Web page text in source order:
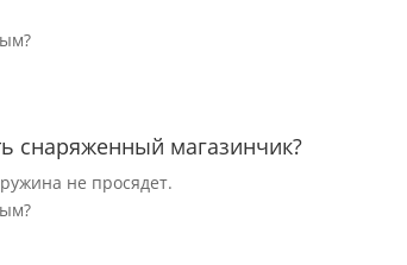
снаряженный магазинчик?
не просядет.